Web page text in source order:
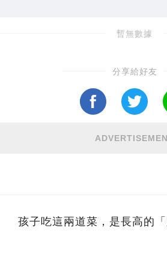
暫無數據
分享給好友
孩子吃這兩道菜，是長高的